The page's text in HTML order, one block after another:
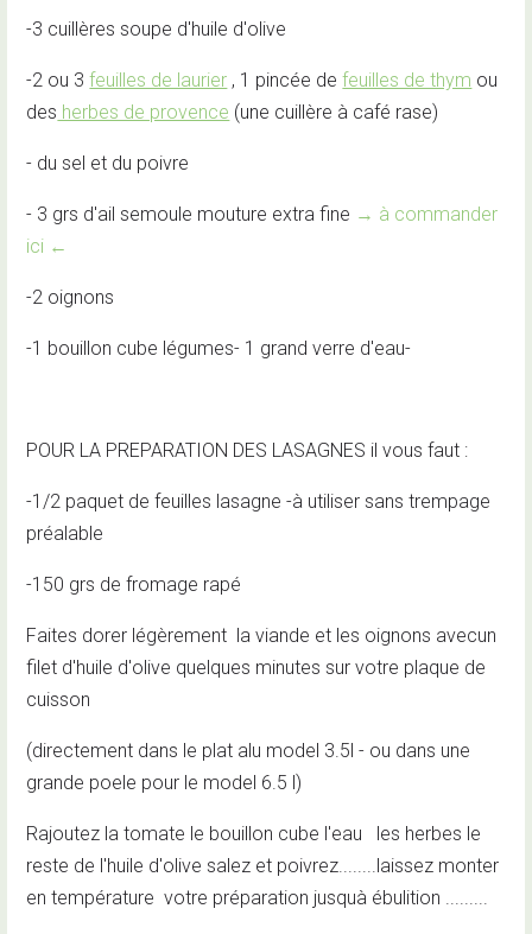
-3 cuillères soupe d'huile d'olive
-2 ou 3feuilles de laurier , 1 pincée defeuilles de thym ou
des herbes de provence (une cuillère à café rase)
- du sel et du poivre
- 3 grs d'ail semoule mouture extra fine → à commander
ici ←
-2 oignons
-1 bouillon cube légumes- 1 grand verre d'eau-
POUR LA PREPARATION DES LASAGNES il vous faut :
-1/2 paquet de feuilles lasagne -à utiliser sans trempage
préalable
-150 grs de fromage rapé
Faites dorer légèrement la viande et les oignons avecun
filet d'huile d'olive quelques minutes sur votre plaque de
cuisson
(directement dans le plat alu model 3.5l - ou dans une
grande poele pour le model 6.5 l)
Rajoutez la tomate le bouillon cube l'eau les herbes le
reste de l'huile d'olive salez et poivrez........laissez monter
en température votre préparation jusquà ébulition .........